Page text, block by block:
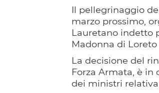
Il pellegrinaggio
marzo prossimo,
Lauretano indetto
Madonna di
La decisione del
Forza Armata, è
dei ministri